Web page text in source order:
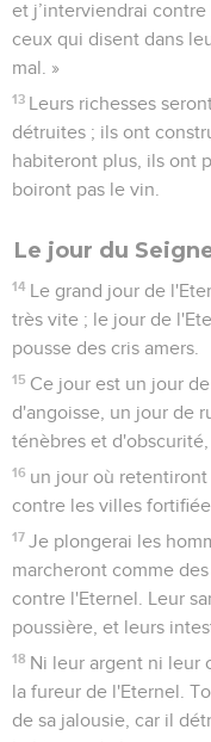
et j’interviendrai
ceux qui disent dans
mal. »
13 Leurs richesses
détruites ; ils ont
habiteront plus, ils ont
boiront pas le vin.
Le jour du
14 Le grand jour de
très vite ; le jour de
pousse des cris amers.
15 Ce jour est un jour
d'angoisse, un jour de
ténèbres et
16 un jour où
contre les villes
17 Je plongerai les
marcheront comme
contre l'Eternel. Leur
poussière, et leurs
18 Ni leur argent ni leur
la fureur de l'Eternel.
de sa jalousie, car il